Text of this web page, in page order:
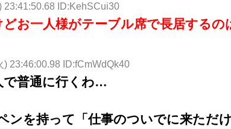
23:41:50.68 ID:KehSCui30
お一人様がテーブル席で長居するの
) 23:46:00.98 ID:fCmWdQk40
で普通に行くわ…
ンを持って「仕事のついでに来ただ